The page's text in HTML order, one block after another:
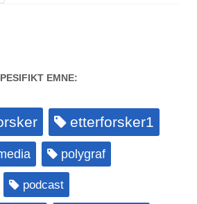
EMNE:
etterforsker1
polygraf
podcast